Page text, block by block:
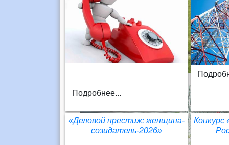
Подробнее...
«Деловой престиж: женщина-
созидатель-2026»
Конкурс